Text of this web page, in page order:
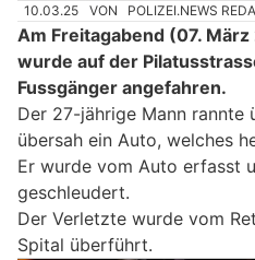
10.03.25 VON POLIZEI.NEWS
Am Freitagabend (07.
wurde auf der
Fussgänger angefahren.
Der 27-jährige Mann rannte
übersah ein Auto, welches
Er wurde vom Auto erfasst
geschleudert.
Der Verletzte wurde vom
Spital überführt.